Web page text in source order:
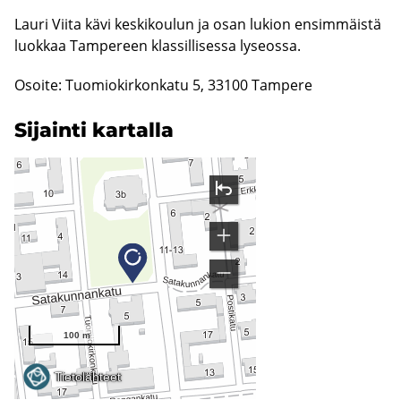
Lauri Viita kävi keskikoulun ja osan lukion ensimmäistä
luokkaa Tampereen klassillisessa lyseossa.
Osoite: Tuomiokirkonkatu 5, 33100 Tampere
Si­jain­ti kar­tal­la